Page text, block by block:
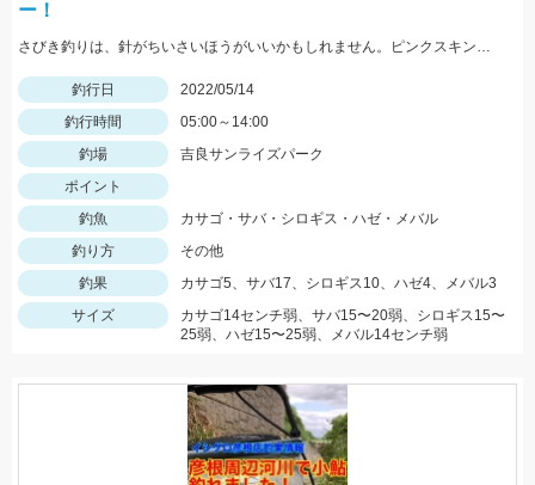
ー！
さびき釣りは、針がちいさいほうがいいかもしれません。ピンクスキンおすすめです。 根魚は、ゴールドイソメがおすすめです。
釣行日
2022/05/14
釣行時間
05:00～14:00
釣場
吉良サンライズパーク
ポイント
釣魚
カサゴ・サバ・シロギス・ハゼ・メバル
釣り方
その他
釣果
カサゴ5、サバ17、シロギス10、ハゼ4、メバル3
サイズ
カサゴ14センチ弱、サバ15〜20弱、シロギス15〜
25弱、ハゼ15〜25弱、メバル14センチ弱